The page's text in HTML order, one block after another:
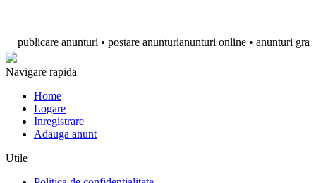
anunturi • postare anunturianunturi online • anunturi
Navigare rapida
Home
Logare
Inregistrare
Adauga anunt
Utile